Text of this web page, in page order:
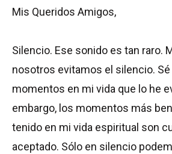
Mis Queridos Amigos,
Silencio. Ese sonido es tan raro.
nosotros evitamos el silencio. Sé
momentos en mi vida que lo he
embargo, los momentos más
tenido en mi vida espiritual son
aceptado. Sólo en silencio